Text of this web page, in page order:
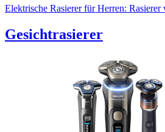
Elektrische Rasierer für Herren: Rasierer
Gesichtrasierer